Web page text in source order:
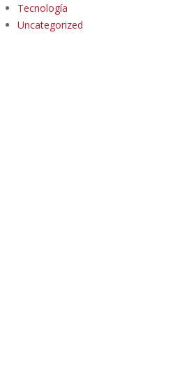
Tecnología
Uncategorized